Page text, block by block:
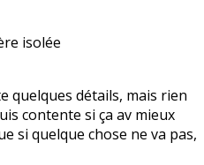
isolée
quelques détails, mais rien
contente si ça av mieux
si quelque chose ne va pas,